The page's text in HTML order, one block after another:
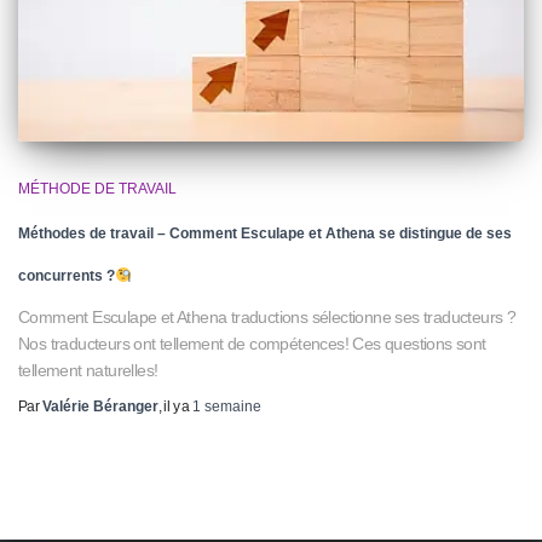
MÉTHODE DE TRAVAIL
Méthodes de travail – Comment Esculape et Athena se distingue de ses
concurrents ?
Comment Esculape et Athena traductions sélectionne ses traducteurs ?
Nos traducteurs ont tellement de compétences! Ces questions sont
tellement naturelles!
ParValérie Béranger, il y a 1 semaine